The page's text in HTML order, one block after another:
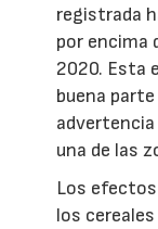
registrada
por encima
2020. Esta
buena
una de las
Los
los